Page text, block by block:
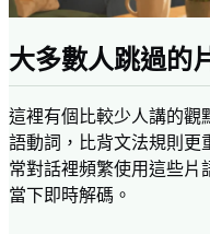
大多數人跳過的
這裡有個比較少人講的觀
語動詞，比背文法規則更
常對話裡頻繁使用這些片
當下即時解碼。